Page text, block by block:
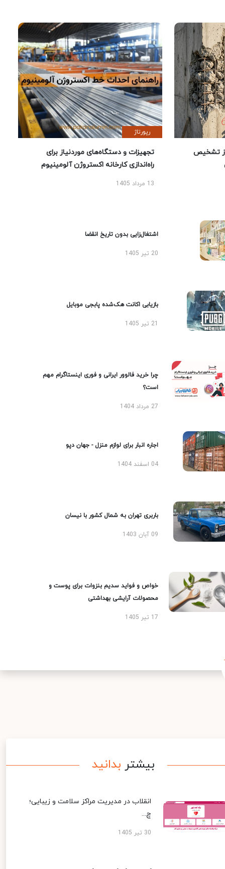
تشخیص
رپورتاژ
تجهیزات و دستگاه‌های موردنیاز برای
راه‌اندازی کارخانه اکستروژن آلومینیوم
13 مرداد 1405
اشتغال‌زایی بدون تاریخ انقضا
20 تیر 1405
بازیابی اکانت هک‌شده پابجی موبایل
چرا خرید فالوور ایرانی و فوری اینستاگرام مهم
است؟
27 مرداد 1404
اجاره انبار برای لوازم منزل - جهان دپو
04 اسفند 1404
باربری تهران به شمال کشور با نیسان
09 آبان 1403
خواص و فواید سدیم بنزوات برای پوست و
محصولات آرایشی بهداشتی
17 تیر 1405
بیشتر بدانید
انقلاب در مدیریت مراکز سلامت و زیبایی؛
چ...
30 تیر 1405